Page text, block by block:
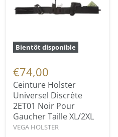
Bientôt disponible
€74,00
Ceinture Holster
Universel Discrète
2ET01 Noir Pour
Gaucher Taille XL/2XL
VEGA HOLSTER